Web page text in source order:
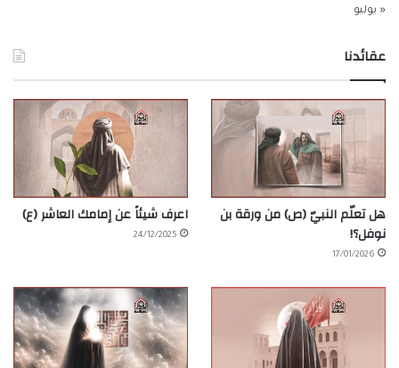
« يوليو
عقائدنا
هل تعلّم النبيّ (ص) من ورقة بن
نوفل؟!
17/01/2026
اعرف شيئاً عن إمامك العاشر (ع)
24/12/2025